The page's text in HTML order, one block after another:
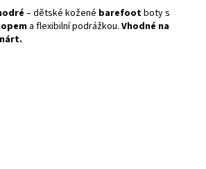
– dětské kožené barefootboty s
a flexibilní podrážkou. Vhodné na